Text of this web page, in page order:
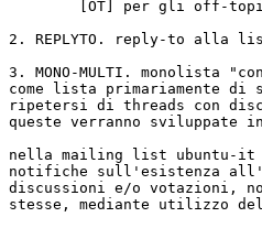
2. REPLYTO. reply-to alla
3. MONO-MULTI. monolista
come lista primariamente
ripetersi di threads con
queste verranno
nella mailing list ubuntu-it
notifiche sull'esistenza
discussioni e/o votazioni,
stesse, mediante utilizzo